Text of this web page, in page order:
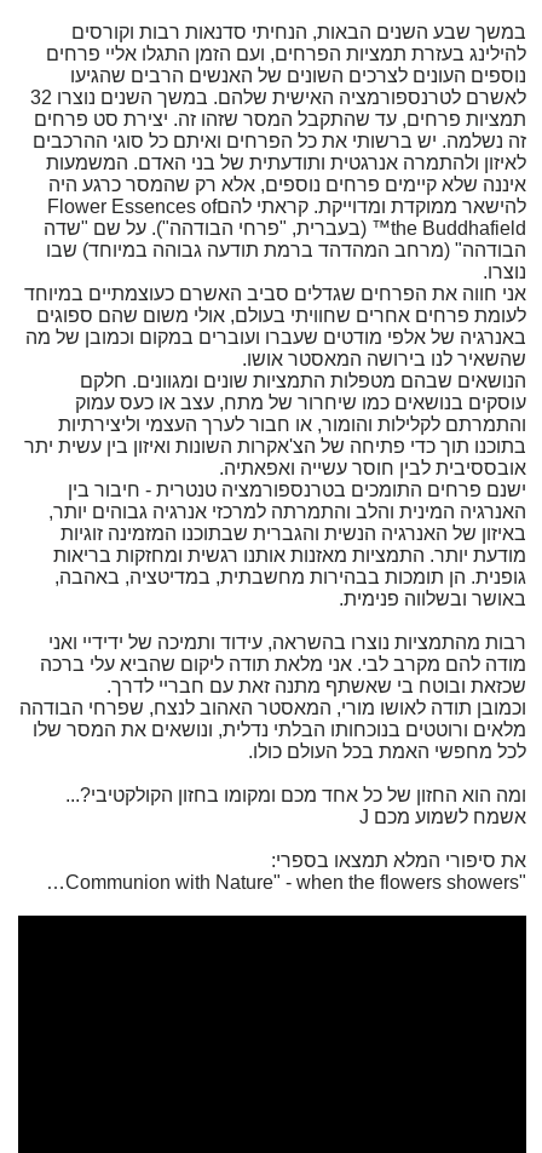
במשך שבע השנים הבאות, הנחיתי סדנאות רבות וקורסים
להילינג בעזרת תמציות הפרחים, ועם הזמן התגלו אליי פרחים
נוספים העונים לצרכים השונים של האנשים הרבים שהגיעו
לאשרם לטרנספורמציה האישית שלהם. במשך השנים נוצרו 32
תמציות פרחים, עד שהתקבל המסר שזהו זה. יצירת סט פרחים
זה נשלמה. יש ברשותי את כל הפרחים ואיתם כל סוגי ההרכבים
לאיזון ולהתמרה אנרגטית ותודעתית של בני האדם. המשמעות
איננה שלא קיימים פרחים נוספים, אלא רק שהמסר כרגע היה
להישאר ממוקדת ומדוייקת. קראתי להםFlower Essences of
the Buddhafield™ (בעברית, "פרחי הבודהה"). על שם "שדה
הבודהה" (מרחב המהדהד ברמת תודעה גבוהה במיוחד) שבו
נוצרו.
אני חווה את הפרחים שגדלים סביב האשרם כעוצמתיים במיוחד
לעומת פרחים אחרים שחוויתי בעולם, אולי משום שהם ספוגים
באנרגיה של אלפי מודטים שעברו ועוברים במקום וכמובן של מה
שהשאיר לנו בירושה המאסטר אושו.
הנושאים שבהם מטפלות התמציות שונים ומגוונים. חלקם
עוסקים בנושאים כמו שיחרור של מתח, עצב או כעס עמוק
והתמרתם לקלילות והומור, או חבור לערך העצמי וליצירתיות
בתוכנו תוך כדי פתיחה של הצ'אקרות השונות ואיזון בין עשית יתר
אובססיבית לבין חוסר עשייה ואפאתיה.
ישנם פרחים התומכים בטרנספורמציה טנטרית - חיבור בין
האנרגיה המינית והלב והתמרתה למרכזי אנרגיה גבוהים יותר,
באיזון של האנרגיה הנשית והגברית שבתוכנו המזמינה זוגיות
מודעת יותר. התמציות מאזנות אותנו רגשית ומחזקות בריאות
גופנית. הן תומכות בבהירות מחשבתית, במדיטציה, באהבה,
באושר ובשלווה פנימית.
רבות מהתמציות נוצרו בהשראה, עידוד ותמיכה של ידידיי ואני
מודה להם מקרב לבי. אני מלאת תודה ליקום שהביא עלי ברכה
שכזאת ובוטח בי שאשתף מתנה זאת עם חבריי לדרך.
וכמובן תודה לאושו מורי, המאסטר האהוב לנצח, שפרחי הבודהה
מלאים ורוטטים בנוכחותו הבלתי נדלית, ונושאים את המסר שלו
לכל מחפשי האמת בכל העולם כולו.
ומה הוא החזון של כל אחד מכם ומקומו בחזון הקולקטיבי?...
אשמח לשמוע מכם J
את סיפורי המלא תמצאו בספרי:
"Communion with Nature" - when the flowers showers…